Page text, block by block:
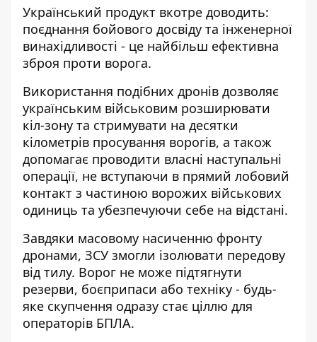
Український продукт вкотре доводить:
поєднання бойового досвіду та інженерної
винахідливості - це найбільш ефективна
зброя проти ворога.
Використання подібних дронів дозволяє
українським військовим розширювати
кіл-зону та стримувати на десятки
кілометрів просування ворогів, а також
допомагає проводити власні наступальні
операції, не вступаючи в прямий лобовий
контакт з частиною ворожих військових
одиниць та убезпечуючи себе на відстані.
Завдяки масовому насиченню фронту
дронами, ЗСУ змогли ізолювати передову
від тилу. Ворог не може підтягнути
резерви, боєприпаси або техніку - будь-
яке скупчення одразу стає ціллю для
операторів БПЛА.